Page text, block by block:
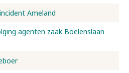
Ameland
agenten zaak Boelenslaan